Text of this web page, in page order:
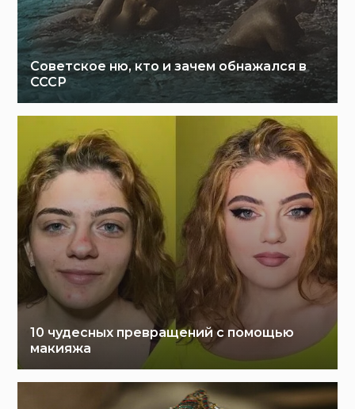
Советское ню, кто и зачем обнажался в
СССР
10 чудесных превращений с помощью
макияжа